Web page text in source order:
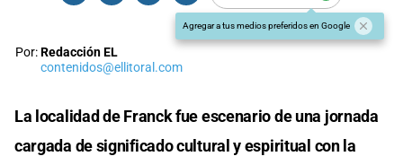
Agregar a tus medios preferidos en Google
Por:Redacción EL
contenidos@ellitoral.com
La localidad de Franck fue escenario de una jornada
cargada de significado cultural y espiritual con la